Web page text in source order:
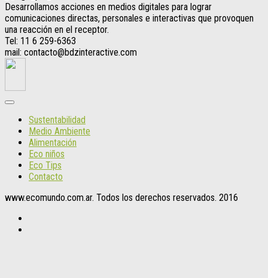
Desarrollamos acciones en medios digitales para lograr
comunicaciones directas, personales e interactivas que provoquen
una reacción en el receptor.
Tel: 11 6 259-6363
mail: contacto@bdzinteractive.com
Sustentabilidad
Medio Ambiente
Alimentación
Eco niños
Eco Tips
Contacto
www.ecomundo.com.ar. Todos los derechos reservados. 2016